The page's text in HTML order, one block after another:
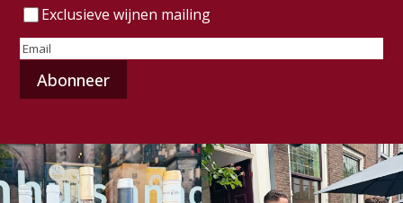
Exclusieve wijnen mailing
E-
mailadres